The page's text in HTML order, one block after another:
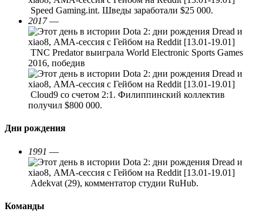
Speed Gaming.int. Шведы заработали $25 000.
2017—
TNC Predator выиграла World Electronic Sports Games
2016, победив
Cloud9 со счетом 2:1. Филиппинский коллектив
получил $800 000.
Дни рождения
1991 —
Adekvat (29), комментатор студии RuHub.
Команды